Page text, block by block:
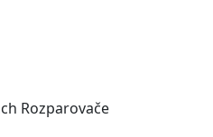
Rozparovače